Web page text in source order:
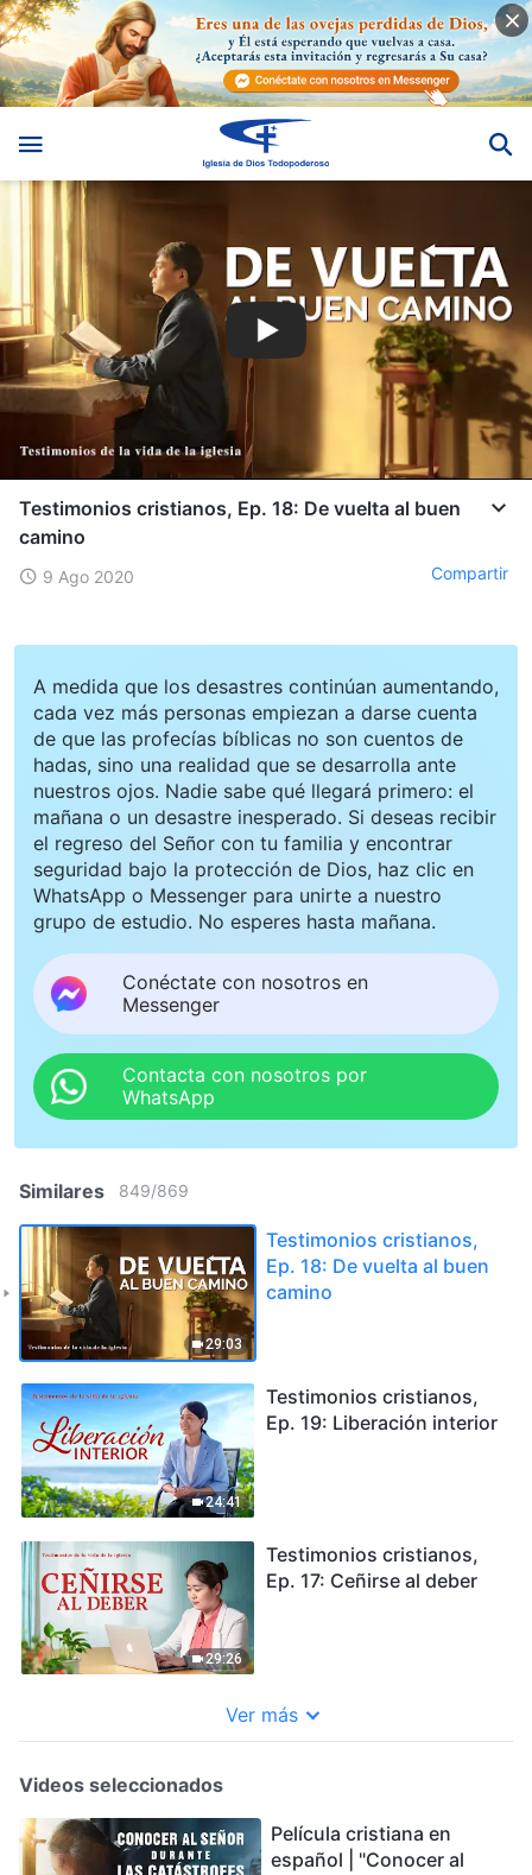
Testimonios cristianos, Ep. 18: De vuelta al buen
camino
9 Ago 2020 Compartir
A medida que los desastres continúan aumentando,
cada vez más personas empiezan a darse cuenta
de que las profecías bíblicas no son cuentos de
hadas, sino una realidad que se desarrolla ante
nuestros ojos. Nadie sabe qué llegará primero: el
mañana o un desastre inesperado. Si deseas recibir
el regreso del Señor con tu familia y encontrar
seguridad bajo la protección de Dios, haz clic en
WhatsApp o Messenger para unirte a nuestro
grupo de estudio. No esperes hasta mañana.
Conéctate con nosotros en
Messenger
Contacta con nosotros por
WhatsApp
Similares 849/869
29:03
Testimonios cristianos,
Ep. 18: De vuelta al buen
camino
24:41
Testimonios cristianos,
Ep. 19: Liberación interior
29:26
Testimonios cristianos,
Ep. 17: Ceñirse al deber
Ver más
Videos seleccionados
Película cristiana en
español | "Conocer al